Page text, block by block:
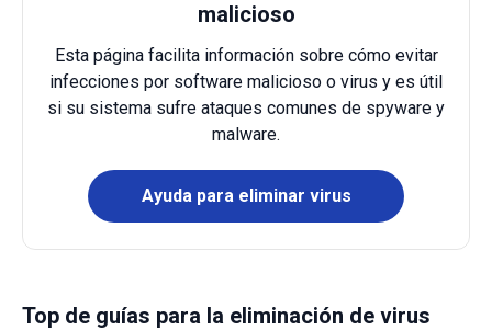
malicioso
Esta página facilita información sobre cómo evitar
infecciones por software malicioso o virus y es útil
si su sistema sufre ataques comunes de spyware y
malware.
Ayuda para eliminar virus
Top de guías para la eliminación de virus